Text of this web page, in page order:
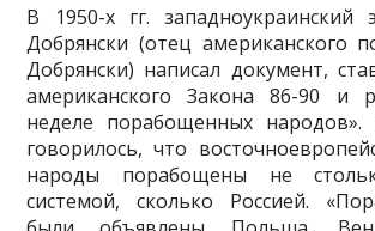
В 1950-х гг. западноукраинский
Добрянски (отец амери­канского
Добрянски) написал документ,
американского Закона 86-90 и
неделе порабощенных
говорилось, что
народы порабощены не
системой, сколько Россией.